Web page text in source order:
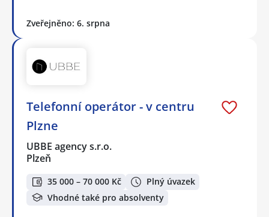
Zveřejněno: 6. srpna
Telefonní operátor - v centru
Plzne
UBBE agency s.r.o.
Plzeň
35 000 – 70 000 Kč
Plný úvazek
Vhodné také pro absolventy